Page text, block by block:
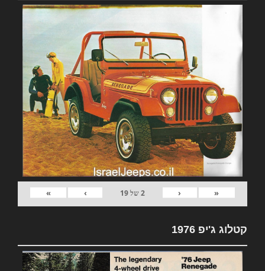
«
‹
2של19
›
»
קטלוג ג'יפ 1976